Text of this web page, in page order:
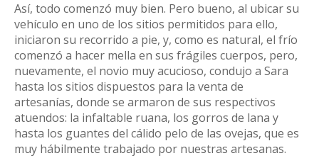
Así, todo comenzó muy bien. Pero bueno, al ubicar su
vehículo en uno de los sitios permitidos para ello,
iniciaron su recorrido a pie, y, como es natural, el frío
comenzó a hacer mella en sus frágiles cuerpos, pero,
nuevamente, el novio muy acucioso, condujo a Sara
hasta los sitios dispuestos para la venta de
artesanías, donde se armaron de sus respectivos
atuendos: la infaltable ruana, los gorros de lana y
hasta los guantes del cálido pelo de las ovejas, que es
muy hábilmente trabajado por nuestras artesanas.